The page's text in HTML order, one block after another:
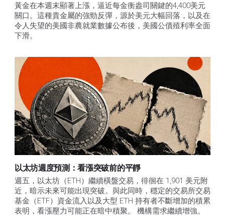
黃金在本週末顯著上漲，逼近每金衡盎司關鍵的4,400美元
關口。這種貴金屬的強勁反彈，源於美元大幅回落，以及在
令人失望的美國非農就業數據公布後，美國公債殖利率全面
下滑。
以太坊週度預測：看漲突破前的平靜
週五，以太坊（ETH）繼續橫盤交易，徘徊在 1,901 美元附
近，暗示未來可能出現突破。與此同時，穩定的交易所交易
基金（ETF）資金流入以及大型 ETH 持有者不斷增加的積累
表明，看漲壓力可能正在暗中積聚。 機構需求繼續增強。